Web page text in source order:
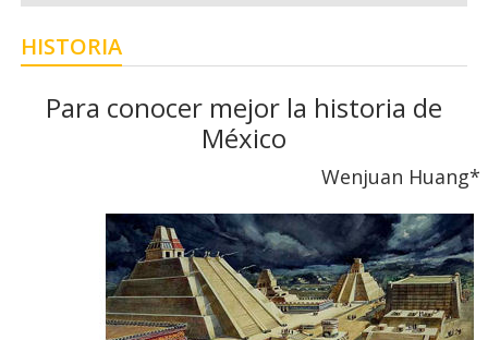
HISTORIA
Para conocer mejor la historia de
México
Wenjuan Huang*